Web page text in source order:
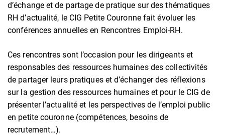
d’échange et de partage de pratique sur des thématiques
RH d’actualité, le CIG Petite Couronne fait évoluer les
conférences annuelles en Rencontres Emploi-RH.
Ces rencontres sont l’occasion pour les dirigeants et
responsables des ressources humaines des collectivités
de partager leurs pratiques et d’échanger des réflexions
sur la gestion des ressources humaines et pour le CIG de
présenter l’actualité et les perspectives de l’emploi public
en petite couronne (compétences, besoins de
recrutement…).